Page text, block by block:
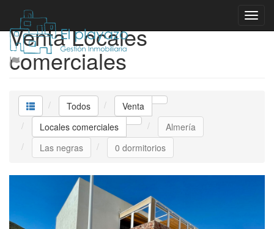
Venta Locales
comerciales
Todos
Venta
Locales comerciales
Almería
Las negras
0 dormitorios